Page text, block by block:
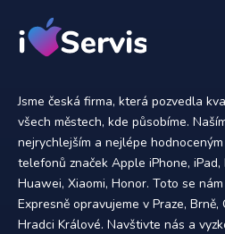
Jsme česká firma, která pozvedla
všech městech, kde působíme.
nejrychlejším a nejlépe
telefonů značek Apple iPhone, iPad,
Huawei, Xiaomi, Honor. Toto se
Expresně opravujeme v Praze,
Hradci Králové. Navštivte nás a